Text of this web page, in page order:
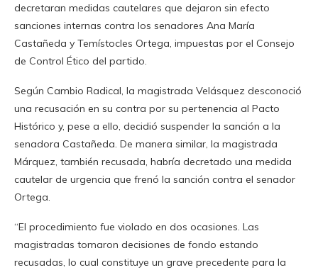
decretaran medidas cautelares que dejaron sin efecto
sanciones internas contra los senadores Ana María
Castañeda y Temístocles Ortega, impuestas por el Consejo
de Control Ético del partido.
Según Cambio Radical, la magistrada Velásquez desconoció
una recusación en su contra por su pertenencia al Pacto
Histórico y, pese a ello, decidió suspender la sanción a la
senadora Castañeda. De manera similar, la magistrada
Márquez, también recusada, habría decretado una medida
cautelar de urgencia que frenó la sanción contra el senador
Ortega.
“El procedimiento fue violado en dos ocasiones. Las
magistradas tomaron decisiones de fondo estando
recusadas, lo cual constituye un grave precedente para la